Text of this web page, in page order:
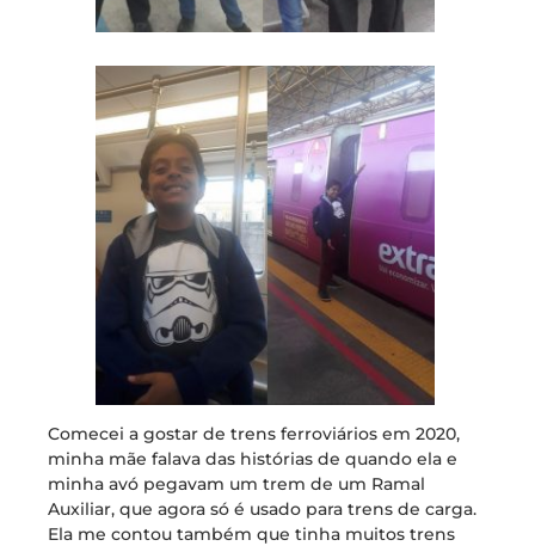
Comecei a gostar de trens ferroviários em 2020,
minha mãe falava das histórias de quando ela e
minha avó pegavam um trem de um Ramal
Auxiliar, que agora só é usado para trens de carga.
Ela me contou também que tinha muitos trens